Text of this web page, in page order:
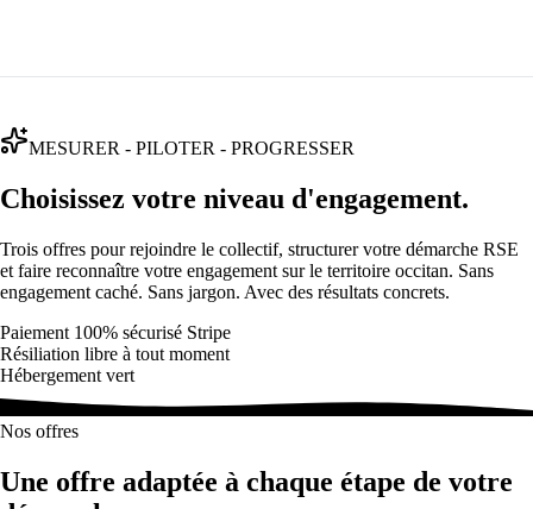
MESURER - PILOTER - PROGRESSER
Choisissez votre niveau d'engagement.
Trois offres pour rejoindre le collectif, structurer votre démarche RSE
et faire reconnaître votre engagement sur le territoire occitan. Sans
engagement caché. Sans jargon. Avec des résultats concrets.
Paiement 100% sécurisé Stripe
Résiliation libre à tout moment
Hébergement vert
Nos offres
Une offre adaptée à chaque étape de votre